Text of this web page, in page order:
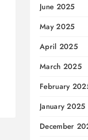
June 2025
May 2025
April 2025
March 2025
February
January 2025
December